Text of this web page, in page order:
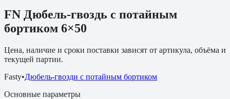
FN Дюбель-гвоздь с потайным
бортиком 6×50
Цена, наличие и сроки поставки зависят от артикула, объёма и
текущей партии.
Fasty•Дюбель-гвозди с потайным бортиком
Основные параметры